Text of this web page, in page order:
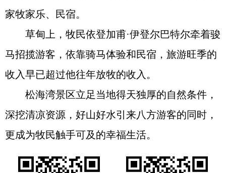
家牧家乐、民宿。
草甸上，牧民依登加甫·伊登尔巴特尔牵着骏
马招揽游客，依靠骑马体验和民宿，旅游旺季的
收入早已超过他往年放牧的收入。
松海湾景区立足当地得天独厚的自然条件，
深挖清凉资源，好山好水引来八方游客的同时，
更成为牧民触手可及的幸福生活。